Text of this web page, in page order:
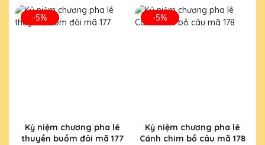
-5%
Kỷ niệm chương pha lê
thuyền buồm đôi mã 177
-5%
Kỷ niệm chương pha lê
Cánh chim bồ câu mã 178